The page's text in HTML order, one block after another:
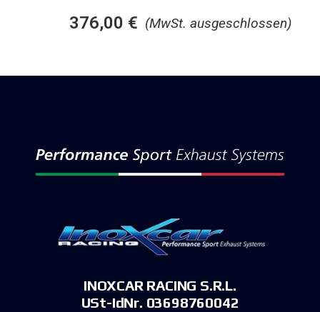
(MwSt. ausgeschlossen)
376,00 €
INOXCAR RACING S.R.L.
USt-IdNr. 03698760042